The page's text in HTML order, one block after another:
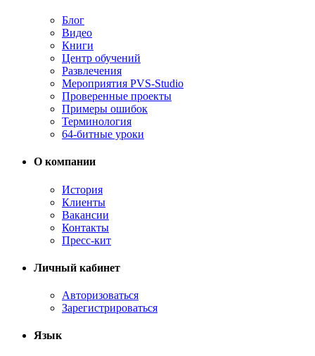
Блог
Видео
Книги
Центр обучений
Развлечения
Мероприятия PVS-Studio
Проверенные проекты
Примеры ошибок
Терминология
64-битные уроки
О компании
История
Клиенты
Вакансии
Контакты
Пресс-кит
Личный кабинет
Авторизоваться
Зарегистрироваться
Язык